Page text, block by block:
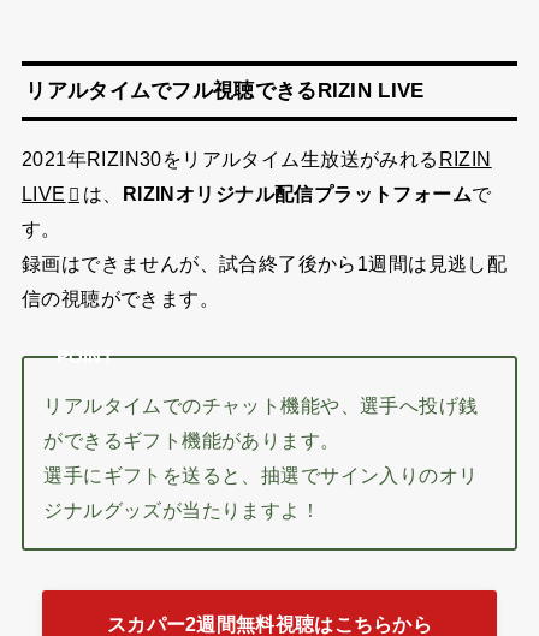
リアルタイムでフル視聴できるRIZIN LIVE
2021年RIZIN30をリアルタイム生放送がみれる RIZIN
LIVE
は、 RIZINオリジナル配信プラットフォームで
す。
録画はできませんが、試合終了後から1週間は見逃し配
信の視聴ができます。
POINT
リアルタイムでのチャット機能や、選手へ投げ銭
ができるギフト機能があります。
選手にギフトを送ると、抽選でサイン入りのオリ
ジナルグッズが当たりますよ！
スカパー2週間無料視聴はこちらから